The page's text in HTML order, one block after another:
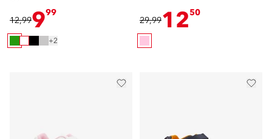
klittenband groen
12,99999
+2
29,991250